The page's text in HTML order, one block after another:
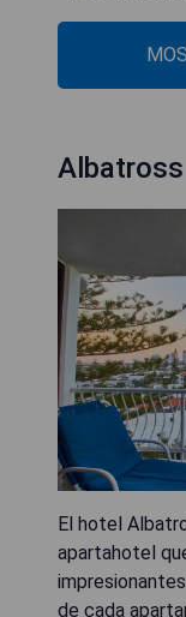
El hotel
apartahotel
de cada